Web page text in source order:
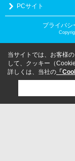
PCサイト
プライバシ
当サイトでは、お客様
して、クッキー（
詳しくは、当社の 「